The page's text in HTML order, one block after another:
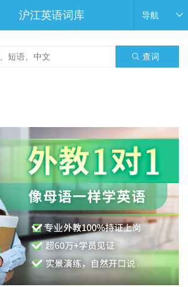
沪江英语词库 导航
查词